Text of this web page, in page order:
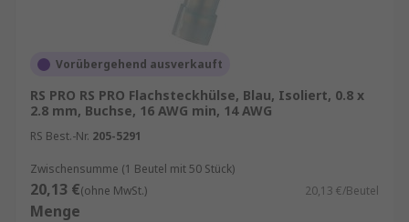
Vorübergehend ausverkauft
RS PRO RS PRO Flachsteckhülse, Blau, Isoliert, 0.8 x
2.8 mm, Buchse, 16 AWG min, 14 AWG
RS Best.-Nr. 205-5291
Zwischensumme (1 Beutel mit 50 Stück)
20,13 €(ohne MwSt.) 20,13 €/Beutel
Menge